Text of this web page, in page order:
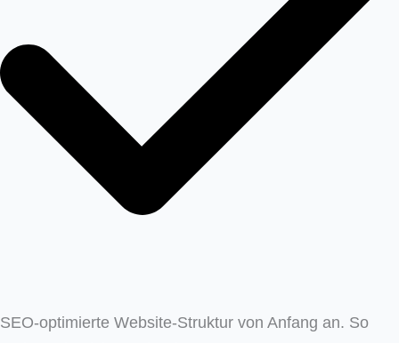
SEO-optimierte Website-Struktur von Anfang an. So